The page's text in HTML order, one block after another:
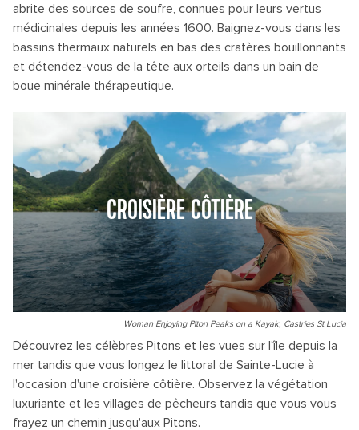
abrite des sources de soufre, connues pour leurs vertus
médicinales depuis les années 1600. Baignez-vous dans les
bassins thermaux naturels en bas des cratères bouillonnants
et détendez-vous de la tête aux orteils dans un bain de
boue minérale thérapeutique.
CROISIÈRE CÔTIÈRE
Woman Enjoying Piton Peaks on a Kayak, Castries St Lucia
Découvrez les célèbres Pitons et les vues sur l'île depuis la
mer tandis que vous longez le littoral de Sainte-Lucie à
l'occasion d'une croisière côtière. Observez la végétation
luxuriante et les villages de pêcheurs tandis que vous vous
frayez un chemin jusqu'aux Pitons.